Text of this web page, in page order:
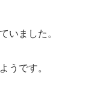
いました。
うです。